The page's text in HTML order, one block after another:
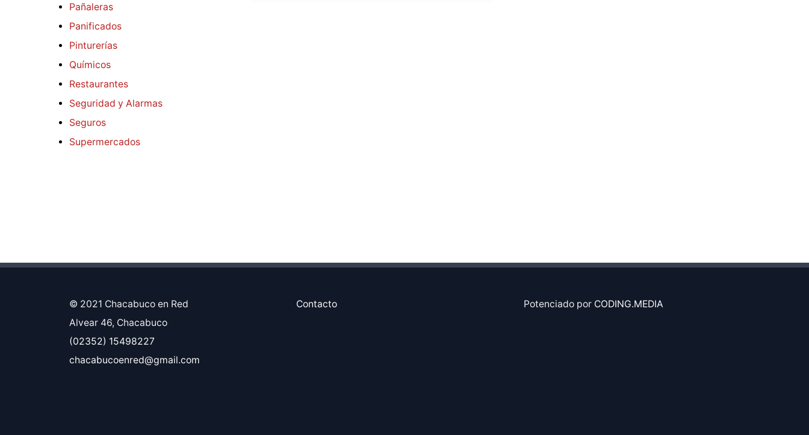
Pañaleras
Panificados
Pinturerías
Químicos
Restaurantes
Seguridad y Alarmas
Seguros
Supermercados
© 2021 Chacabuco en Red
Alvear 46, Chacabuco
(02352) 15498227
chacabucoenred@gmail.com
Contacto Potenciado por CODING.MEDIA